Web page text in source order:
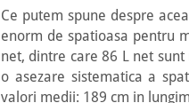
Ce putem spune despre
enorm de spatioasa pentru
net, dintre care 86 L net
o asezare sistematica a
valori medii: 189 cm in